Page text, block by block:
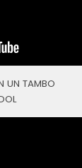
UN TAMBO